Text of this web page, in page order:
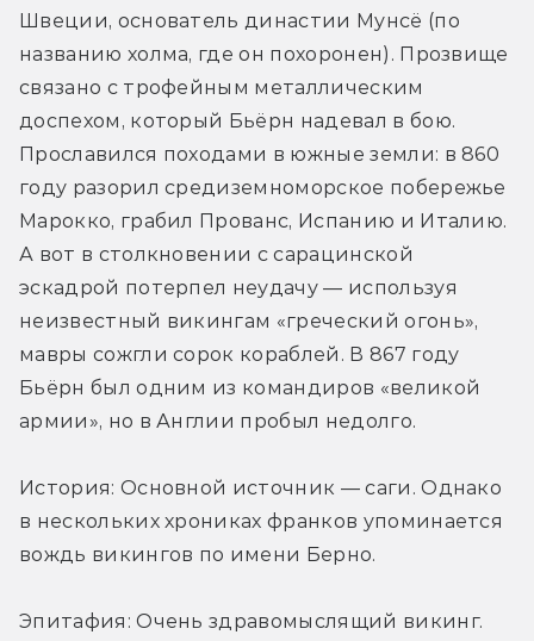
Швеции, основатель династии Мунсё (по
названию холма, где он похоронен). Прозвище
связано с трофейным металлическим
доспехом, который Бьёрн надевал в бою.
Прославился походами в южные земли: в 860
году разорил средиземноморское побережье
Марокко, грабил Прованс, Испанию и Италию.
А вот в столкновении с сарацинской
эскадрой потерпел неудачу — используя
неизвестный викингам «греческий огонь»,
мавры сожгли сорок кораблей. В 867 году
Бьёрн был одним из командиров «великой
армии», но в Англии пробыл недолго.
История: Основной источник — саги. Однако
в нескольких хрониках франков упоминается
вождь викингов по имени Берно.
Эпитафия: Очень здравомыслящий викинг.